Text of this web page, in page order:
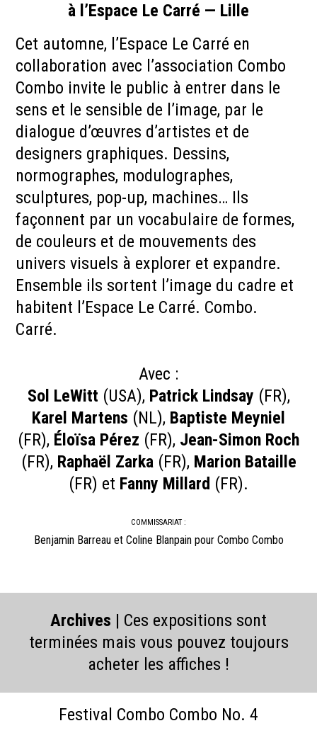
à l’Espace Le Carré — Lille
Cet automne, l’Espace Le Carré en
collaboration avec l’association Combo
Combo invite le public à entrer dans le
sens et le sensible de l’image, par le
dialogue d’œuvres d’artistes et de
designers graphiques. Dessins,
normographes, modulographes,
sculptures, pop-up, machines… Ils
façonnent par un vocabulaire de formes,
de couleurs et de mouvements des
univers visuels à explorer et expandre.
Ensemble ils sortent l’image du cadre et
habitent l’Espace Le Carré. Combo.
Carré.
Avec :
Sol LeWitt (USA), Patrick Lindsay (FR),
Karel Martens (NL), Baptiste Meyniel
(FR), Éloïsa Pérez (FR), Jean-Simon Roch
(FR), Raphaël Zarka(FR), Marion Bataille
(FR) et Fanny Millard (FR).
COMMISSARIAT :
Benjamin Barreau et Coline Blanpain pour Combo Combo
Archives | Ces expositions sont
terminées mais vous pouvez toujours
acheter les affiches !
Festival Combo Combo No. 4